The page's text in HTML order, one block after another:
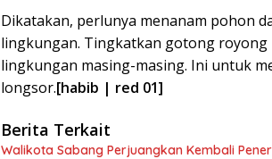
Dikatakan, perlunya menanam pohon
lingkungan. Tingkatkan gotong
lingkungan masing-masing. Ini untuk
longsor.[habib | red 01]
Berita Terkait
Walikota Sabang Perjuangkan Kembali